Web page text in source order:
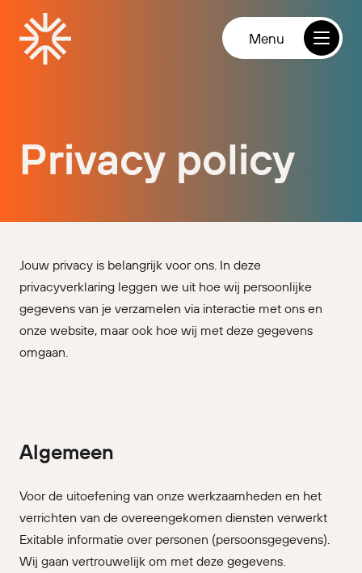
Direct naar de inhoud
Homepage
open
Menu
Privacy policy
Jouw privacy is belangrijk voor ons. In deze
privacyverklaring leggen we uit hoe wij persoonlijke
gegevens van je verzamelen via interactie met ons en
onze website, maar ook hoe wij met deze gegevens
omgaan.
Algemeen
Voor de uitoefening van onze werkzaamheden en het
verrichten van de overeengekomen diensten verwerkt
Exitable informatie over personen (persoonsgegevens).
Wij gaan vertrouwelijk om met deze gegevens.